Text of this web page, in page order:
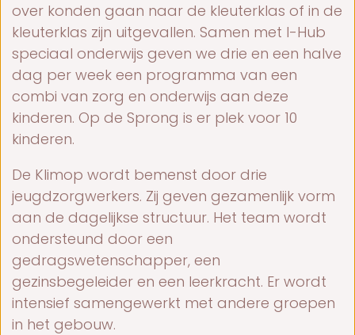
over konden gaan naar de kleuterklas of in de
kleuterklas zijn uitgevallen. Samen met I-Hub
speciaal onderwijs geven we drie en een halve
dag per week een programma van een
combi van zorg en onderwijs aan deze
kinderen. Op de Sprong is er plek voor 10
kinderen.
De Klimop wordt bemenst door drie
jeugdzorgwerkers. Zij geven gezamenlijk vorm
aan de dagelijkse structuur. Het team wordt
ondersteund door een
gedragswetenschapper, een
gezinsbegeleider en een leerkracht. Er wordt
intensief samengewerkt met andere groepen
in het gebouw.